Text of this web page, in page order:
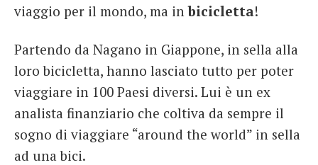
viaggio per il mondo, ma inbicicletta!
Partendo da Nagano in Giappone, in sella alla
loro bicicletta, hanno lasciato tutto per poter
viaggiare in 100 Paesi diversi. Lui è un ex
analista finanziario che coltiva da sempre il
sogno di viaggiare “around the world” in sella
ad una bici.